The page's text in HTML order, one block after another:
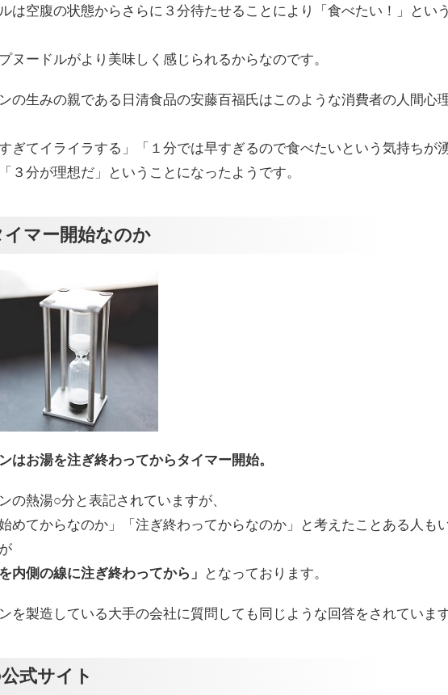
は空腹の状態からさらに３分待たせることにより「食べたい！」とい
ヌードルがより美味しく感じられるからなのです。
の生みの親である日清食品の安藤百福氏はこのような消費者の人間心
すぎてイライラする」「１分では早すぎるので食べたいという気持ちが
３分が理想だ」ということになったようです。
マー開始なのか
はお湯を注ぎ終わってからタイマー開始。
の熱湯○分と表記されていますが、
めてからなのか」「注ぎ終わってからなのか」と考えたことある人も
内側の線に注ぎ終わってから」 となっております。
を製造している大手の会社に質問しても同じような回答をされています
式サイト